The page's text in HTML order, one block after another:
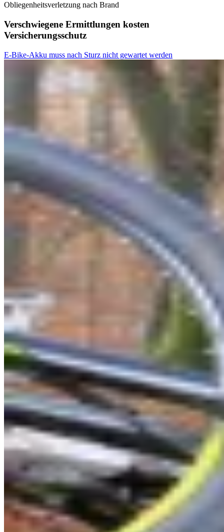
Obliegenheitsverletzung nach Brand
Verschwiegene Ermittlungen kosten
Versicherungsschutz
E-Bike-Akku muss nach Sturz nicht gewartet werden